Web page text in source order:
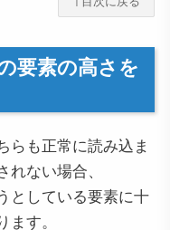
要素の高さを
らも正常に読み込ま
ない場合、
としている要素に十
す。